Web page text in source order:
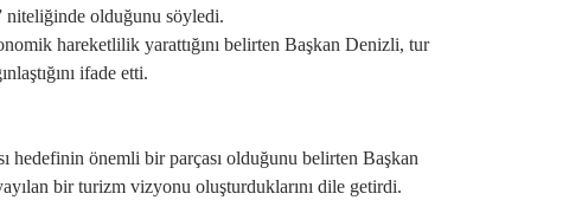
niteliğinde olduğunu söyledi.
hareketlilik yarattığını belirten Başkan Denizli, tur
ifade etti.
hedefinin önemli bir parçası olduğunu belirten Başkan
bir turizm vizyonu oluşturduklarını dile getirdi.